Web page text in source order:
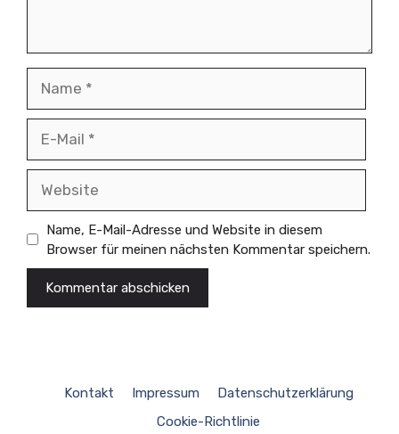
Mail
Name, E-Mail-Adresse und Website in diesem
Browser für meinen nächsten Kommentar speichern.
Kontakt Impressum
Datenschutzerklärung
Cookie-Richtlinie